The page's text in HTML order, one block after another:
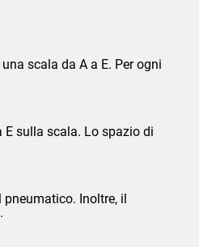
scala da A a E. Per ogni
sulla scala. Lo spazio di
Inoltre, il